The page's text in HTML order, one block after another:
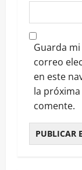
Guarda
correo
en este
la
comente.